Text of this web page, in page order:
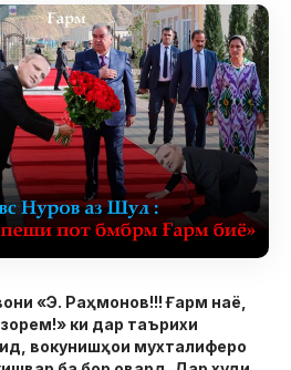
«Э. Раҳмонов!!! Ғарм наё,
ки дар таърихи
вокунишҳои мухталиферо